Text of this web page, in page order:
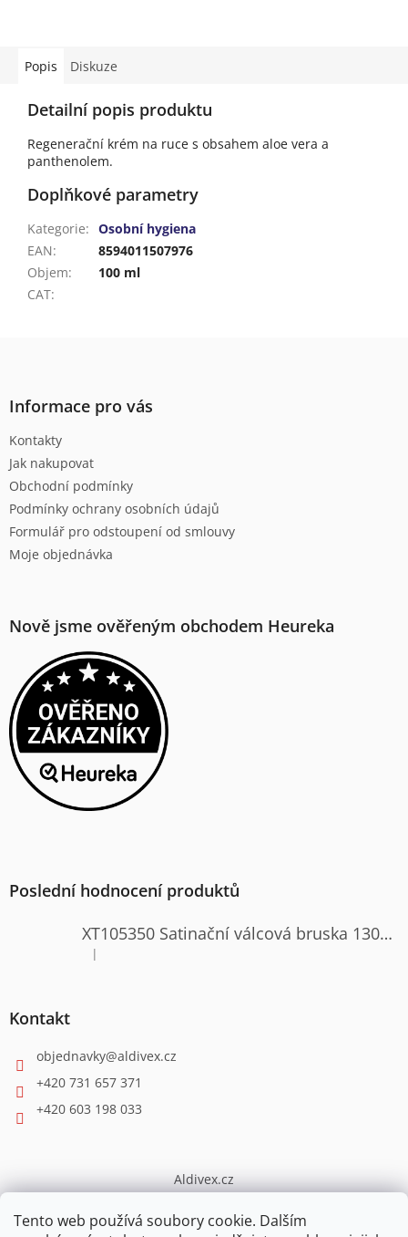
Tento web používá soubory cookie. Dalším
Popis Diskuze
Detailní popis produktu
Regenerační krém na ruce s obsahem aloe vera a
panthenolem.
Doplňkové parametry
Kategorie: Osobní hygiena
EAN:
8594011507976
Objem:
100 ml
CAT:
Informace pro vás
Kontakty
Jak nakupovat
Obchodní podmínky
Podmínky ochrany osobních údajů
Formulář pro odstoupení od smlouvy
Moje objednávka
Nově jsme ověřeným obchodem Heureka
Poslední hodnocení produktů
XT105350 Satinační válcová bruska 1300W
Hodnocení produktu je 4 z 5 hvězdiček.
|
Kontakt
objednavky@aldivex.cz
+420 731 657 371
+420 603 198 033
Aldivex.cz
broušení